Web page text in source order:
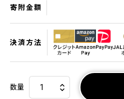
寄附金額
決済方法
数量